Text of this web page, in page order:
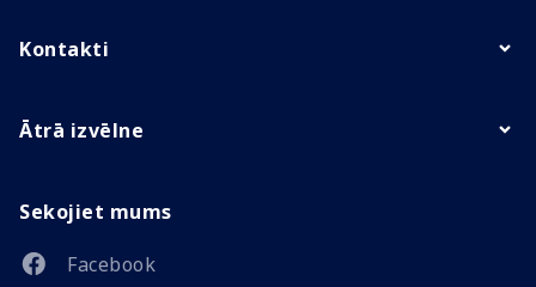
Kontakti
Ātrā izvēlne
Sekojiet mums
Facebook